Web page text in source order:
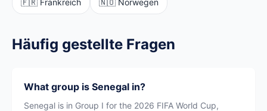
🇫🇷 Frankreich 🇳🇴 Norwegen
Häufig gestellte Fragen
What group is Senegal in?
Senegal is in Group I for the 2026 FIFA World Cup,